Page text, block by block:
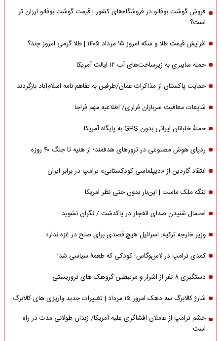
فروش گوشت بوفالو در فروشگاه‌های کشور | قیمت گوشت بوفالو ارزان تر
است؟
افزایش قیمت طلا و سکه امروز ۱۵ مرداد ۱۴۰۵ | طلا گرمی امروز چند؟
حمله سایبری به زیرساخت‌های آب ۱۲ ایالت آمریکا
حمایت پاکستان از مذاکرات عمان/طرفین به تفاهم نامه اسلام‌آباد بازگردند
شایعات معافیت سربازان فراری/ اطلاعیه مهم فراجا
حملۀ خلبانان ایرانی بدون GPS به پایگاه آمریکا
ردپای هوش مصنوعی در ترورهای هدفمند؛ از هنیه تا جنگ ۴۰ روزه
انتقاد گاردین از «دیپلماسی کودکستانی» ترامپ در برابر ایران
تنگه ملک ماست | این‌بار بدون حتی نظر امریکا
احتمال شنیدن صدای انفجار در پاکدشت / نگران نشوید
وزیر خارجه ترکیه: اسرائیل هیچ قصدی برای صلح در غزه ندارد
کمدی ترامپ در لاس‌وگاس: کودکی که طعمۀ سیاسی شد!
دستگیری ۸ نفر از اشرار و مرتبطین گروهک های تروریستی
شارژ کالابرگ سه دهک امروز ۱۵ مرداد | تغییرات جدید واریزی های کالابرگ
خشم ترامپ از عاملان افشاگری‌ علیه آمریکا/ زندان طولانی مدت در راه
است